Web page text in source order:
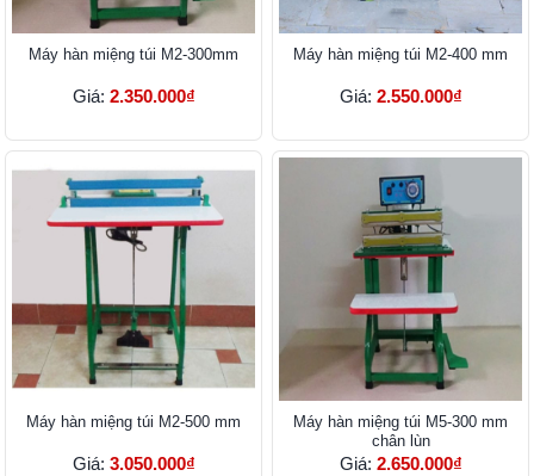
Máy hàn miệng túi M2-300mm
Giá: 2.350.000₫
Máy hàn miệng túi M2-400 mm
Giá: 2.550.000₫
Máy hàn miệng túi M2-500 mm
Giá: 3.050.000₫
Máy hàn miệng túi M5-300 mm
chân lùn
Giá: 2.650.000₫